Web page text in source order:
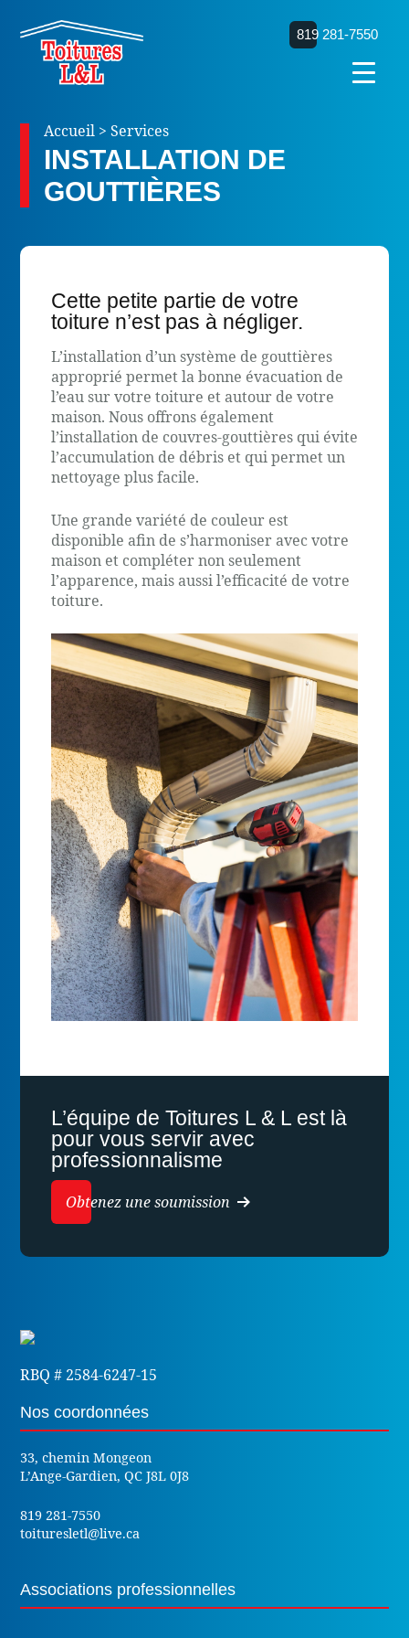
819 281-7550
Accueil >Services
INSTALLATION DE
GOUTTIÈRES
Cette petite partie de votre
toiture n’est pas à négliger.
L’installation d’un système de gouttières
approprié permet la bonne évacuation de
l’eau sur votre toiture et autour de votre
maison. Nous offrons également
l’installation de couvres-gouttières qui évite
l’accumulation de débris et qui permet un
nettoyage plus facile.
Une grande variété de couleur est
disponible afin de s’harmoniser avec votre
maison et compléter non seulement
l’apparence, mais aussi l’efficacité de votre
toiture.
L’équipe de Toitures L & L est là
pour vous servir avec
professionnalisme
Obtenez une soumission
RBQ # 2584-6247-15
Nos coordonnées
33, chemin Mongeon
L’Ange-Gardien, QC J8L 0J8
819 281-7550
toituresletl@live.ca
Associations professionnelles